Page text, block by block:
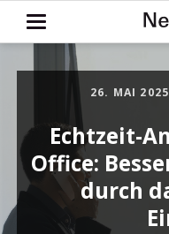
26. MAI 2025
Echtzeit-
Office:
durch